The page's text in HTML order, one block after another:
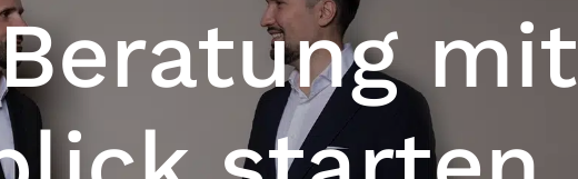
mit